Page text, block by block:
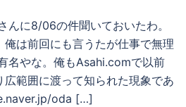
んに8/06の件聞いておいたわ。
は前回にも言うたが仕事で無理
名やな。俺もAsahi.comで以前
範囲に渡って知られた現象であ
oda […]